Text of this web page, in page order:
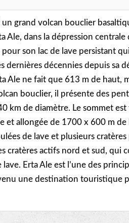
un grand volcan bouclier
Ale, dans la dépression
pour son lac de lave persistant
dernières décennies depuis sa
Ale ne fait que 613 m de haut,
bouclier, il présente des
km de diamètre. Le sommet
et allongée de 1700 x 600 m de
de lave et plusieurs
cratères actifs nord et sud, qui
Erta Ale est l’une des
une destination touristique